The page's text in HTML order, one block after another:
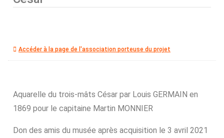
Accéder à la page de l'association porteuse du projet
Aquarelle du trois-mâts César par Louis GERMAIN en
1869 pour le capitaine Martin MONNIER
Don des amis du musée après acquisition le 3 avril 2021